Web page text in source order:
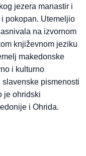
jezera manastir i
pokopan. Utemeljio
na izvornom
književnom jeziku
makedonske
i kulturno
pismenosti
je ohridski
i Ohrida.